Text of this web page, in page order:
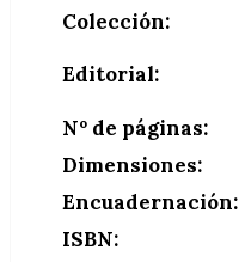
Colección:
Editorial:
Nº de páginas:
Dimensiones:
Encuadernación:
ISBN: